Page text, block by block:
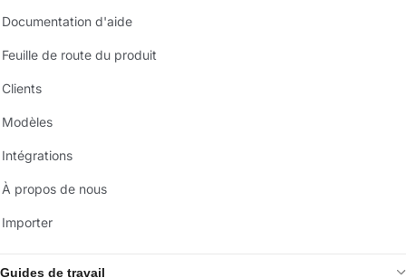
Documentation d'aide
Feuille de route du produit
Clients
Modèles
Intégrations
À propos de nous
Importer
Guides de travail